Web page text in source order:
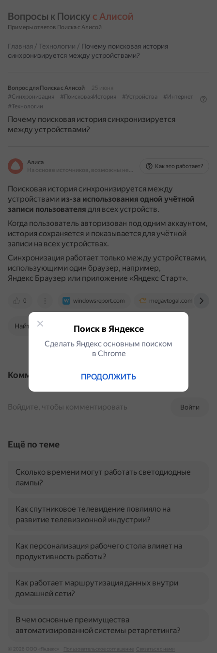
Вопросы к Поиску с Алисой
Примеры ответов Поиска с Алисой
Главная / Технологии / Почему поисковая история
синхронизируется между устройствами?
Вопрос для Поиска с Алисой
25 июня
#Синхронизация
#ПоисковаяИстория #Устройства
#Интернет
#Технологии
Почему поисковая история синхронизируется
между устройствами?
Алиса
На основе источников, возможны неточности
Как это работает?
Поисковая история синхронизируется между
устройствами из-за использования одной учётной
записи пользователя для всех устройств.
Когда пользователь авторизован под одним аккаунтом,
история сохраняется и показывается для учётной
записи на всех устройствах.
Синхронизация работает только между устройствами,
использующими один браузер, например,
Яндекс Браузер или приложение «Яндекс Старт».
0 windowsreport.com megavtogal.com
Найти в Поиске
Комментарии
Войти
Войдите, чтобы комментировать
Ещё по теме
Сколько времени могут работать светодиодные
лампы?
Как спутниковое телевидение повлияло на
развитие телевизионной индустрии?
Как персонализация рабочего стола влияет на
продуктивность работы?
Как работает маршрутизация данных внутри
домашней сети?
В чем основные преимущества
автоматизированной системы ретаргетинга?
© 2026 ООО «Яндекс» Пользовательское соглашение Связаться с нами
Поиск в Яндексе
Сделать Яндекс основным поиском
в Сhrome
ПРОДОЛЖИТЬ